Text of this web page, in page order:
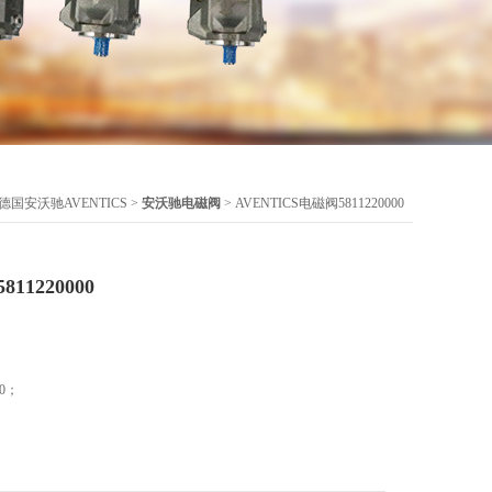
国安沃驰AVENTICS > 安沃驰电磁阀 > AVENTICS电磁阀5811220000